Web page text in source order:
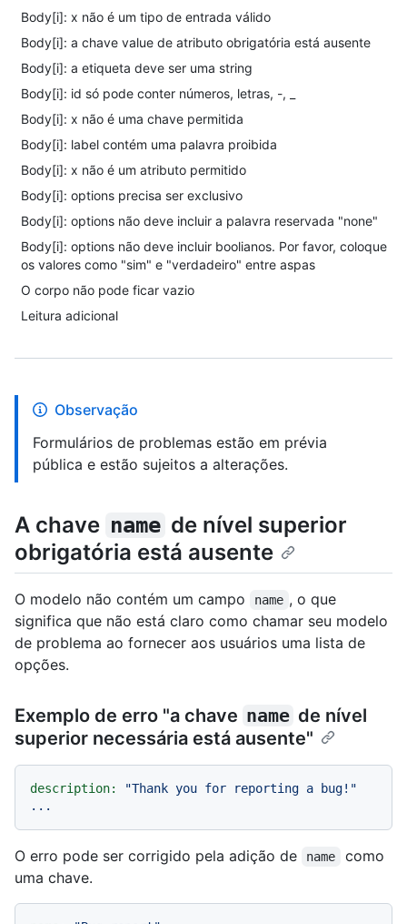
Body[i]: x não é um tipo de entrada válido
Body[i]: a chave value de atributo obrigatória está ausente
Body[i]: a etiqueta deve ser uma string
Body[i]: id só pode conter números, letras, -, _
Body[i]: x não é uma chave permitida
Body[i]: label contém uma palavra proibida
Body[i]: x não é um atributo permitido
Body[i]: options precisa ser exclusivo
Body[i]: options não deve incluir a palavra reservada "none"
Body[i]: options não deve incluir boolianos. Por favor, coloque
os valores como "sim" e "verdadeiro" entre aspas
O corpo não pode ficar vazio
Leitura adicional
Observação
Formulários de problemas estão em prévia
pública e estão sujeitos a alterações.
A chave name de nível superior
obrigatória está ausente
O modelo não contém um campo name , o que
significa que não está claro como chamar seu modelo
de problema ao fornecer aos usuários uma lista de
opções.
Exemplo de erro "a chave name de nível
superior necessária está ausente"
description:
"Thank you for reporting a bug!"
...
O erro pode ser corrigido pela adição de name
como
uma chave.